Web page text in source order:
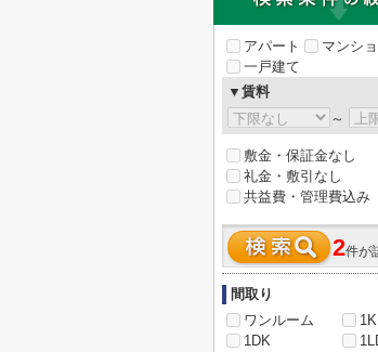
アパート
マンシ
一戸建て
▼賃料
～
敷金・保証金なし
礼金・敷引なし
共益費・管理費込み
2件が
間取り
ワンルーム
1K
1DK